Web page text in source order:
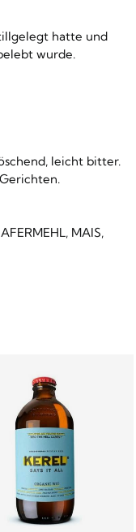
hatte und
wurde.
leicht bitter.
MAIS,